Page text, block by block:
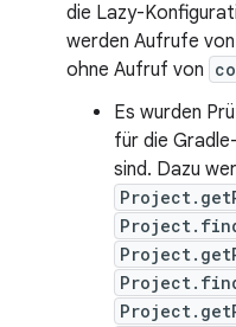
die Lazy-
werden Aufrufe von
ohne Aufruf von
Es wurden
für die
sind. Dazu